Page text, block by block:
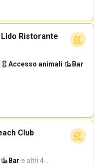
Ristorante
Accesso animali· Bar·
Club
Bar·e altri 4…